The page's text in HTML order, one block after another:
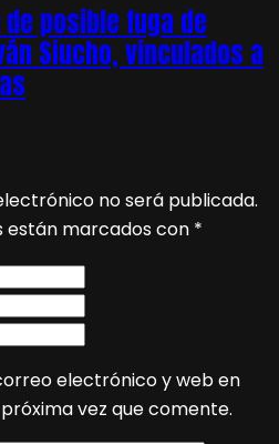
posible fuga de
Siucho, vinculados a
no será publicada.
están marcados con *
electrónico y web en
vez que comente.